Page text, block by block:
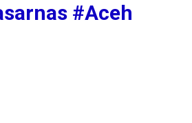
#Aceh